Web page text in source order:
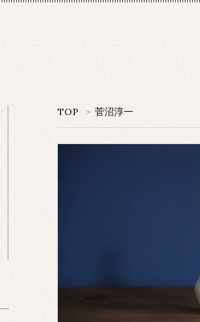
TOP > 菅沼淳一